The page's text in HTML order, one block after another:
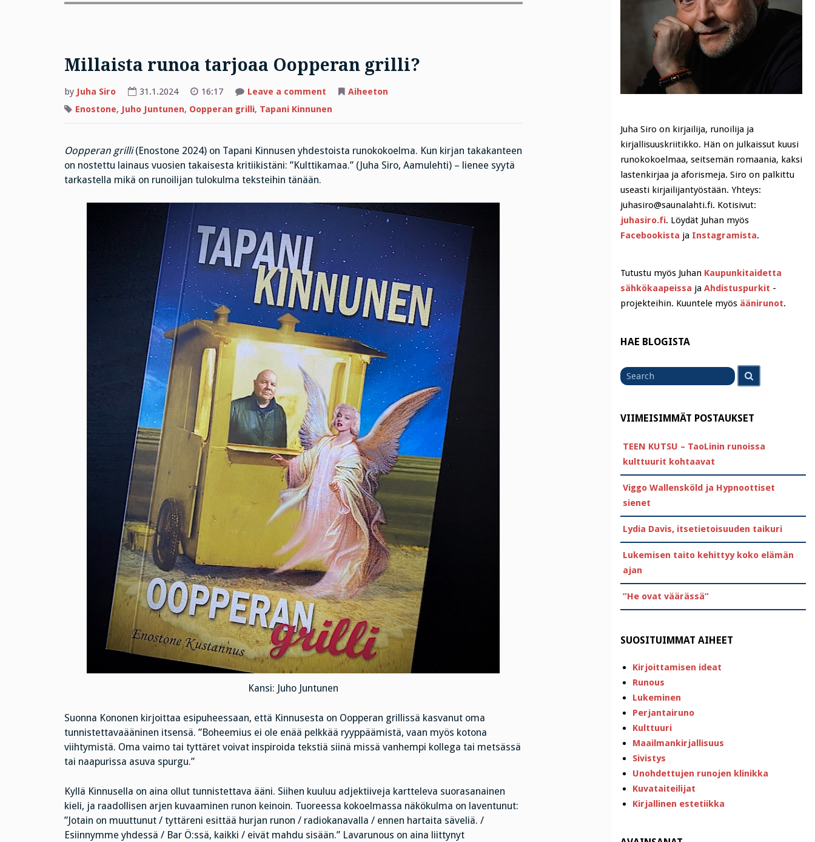
Millaista runoa tarjoaa Oopperan grilli?
by Juha Siro 31.1.2024 16:17 Leave a commenton
runoa
Aiheeton
Enostone, Juho Juntunen, Oopperan grilli, Tapani Kinnunen
Oopperan grilli(Enostone 2024) on Tapani Kinnusen yhdestoista runokokoelma. Kun kirjan takakanteen
on nostettu lainaus vuosien takaisesta kritiikistäni: ”Kulttikamaa.” (Juha Siro, Aamulehti) – lienee syytä
tarkastella mikä on runoilijan tulokulma teksteihin tänään.
Kansi: Juho Juntunen
Suonna Kononen kirjoittaa esipuheessaan, että Kinnusesta on Oopperan grillissä kasvanut oma
tunnistettavaääninen itsensä. ”Boheemius ei ole enää pelkkää ryyppäämistä, vaan myös kotona
viihtymistä. Oma vaimo tai tyttäret voivat inspiroida tekstiä siinä missä vanhempi kollega tai metsässä
tai naapurissa asuva spurgu.”
Kyllä Kinnusella on aina ollut tunnistettava ääni. Siihen kuuluu adjektiiveja kartteleva suorasanainen
kieli, ja raadollisen arjen kuvaaminen runon keinoin. Tuoreessa kokoelmassa näkökulma on laventunut:
”Jotain on muuttunut / tyttäreni esittää hurjan runon / radiokanavalla / ennen hartaita säveliä. /
Esiinnymme yhdessä / Bar Ö:ssä, kaikki / eivät mahdu sisään.” Lavarunous on aina liittynyt
Juha Siro on kirjailija, runoilija ja
kirjallisuuskriitikko. Hän on julkaissut kuusi
runokokoelmaa, seitsemän romaania, kaksi
lastenkirjaa ja aforismeja. Siro on palkittu
useasti kirjailijantyöstään. Yhteys:
juhasiro@saunalahti.fi. Kotisivut:
juhasiro.fi. Löydät Juhan myös
Facebookista ja Instagramista.
Tutustu myös Juhan Kaupunkitaidetta
sähkökaapeissa ja Ahdistuspurkit -
projekteihin. Kuuntele myös äänirunot.
HAE BLOGISTA
for
VIIMEISIMMÄT POSTAUKSET
TEEN KUTSU – TaoLinin runoissa
kulttuurit kohtaavat
Viggo Wallensköld ja Hypnoottiset
sienet
Lydia Davis, itsetietoisuuden taikuri
Lukemisen taito kehittyy koko elämän
ajan
”He ovat väärässä”
SUOSITUIMMAT AIHEET
Kirjoittamisen ideat
Runous
Lukeminen
Perjantairuno
Kulttuuri
Maailmankirjallisuus
Sivistys
Unohdettujen runojen klinikka
Kuvataiteilijat
Kirjallinen estetiikka